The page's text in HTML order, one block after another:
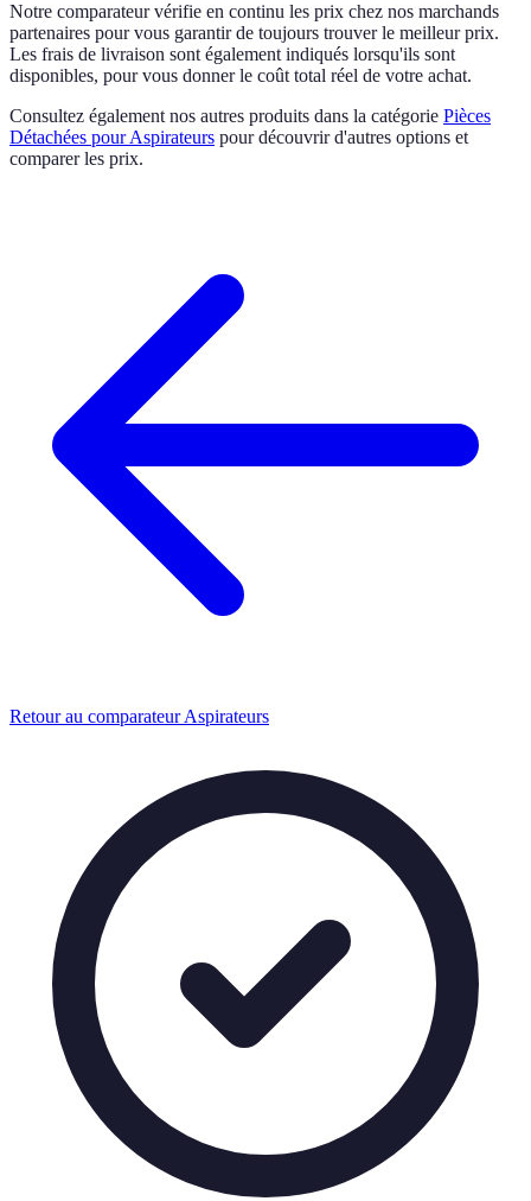
Notre comparateur vérifie en continu les prix chez nos marchands
partenaires pour vous garantir de toujours trouver le meilleur prix.
Les frais de livraison sont également indiqués lorsqu'ils sont
disponibles, pour vous donner le coût total réel de votre achat.
Consultez également nos autres produits dans la catégorie Pièces
Détachées pour Aspirateurs pour découvrir d'autres options et
comparer les prix.
Retour au comparateur Aspirateurs